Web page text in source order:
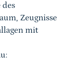
Zeugnisse
mit